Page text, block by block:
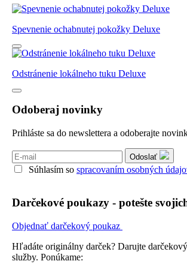
Spevnenie ochabnutej pokožky Deluxe
Odstránenie lokálneho tuku Deluxe
Odoberaj novinky
Prihláste sa do newslettera a odoberajte
Odoslať
Súhlasím so spracovaním osobných
Darčekové poukazy - potešte
Objednať darčekový poukaz
Hľadáte originálny darček? Darujte
služby. Ponúkame: